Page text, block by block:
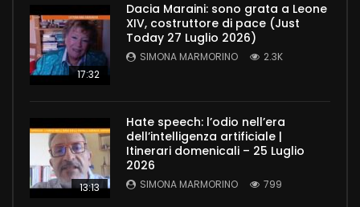
17:32
Dacia Maraini: sono grata a Leone
XIV, costruttore di pace (Just
Today 27 Luglio 2026)
SIMONA MARMORINO 2.3K
13:13
Hate speech: l’odio nell’era
dell’intelligenza artificiale |
Itinerari domenicali – 25 Luglio
2026
SIMONA MARMORINO 799